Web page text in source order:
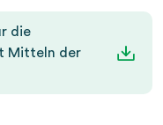
die
Mitteln der